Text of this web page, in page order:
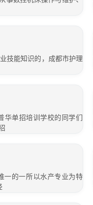
技能知识的，成都市护理
华单招培训学校的同学们
一的一所以水产专业为特